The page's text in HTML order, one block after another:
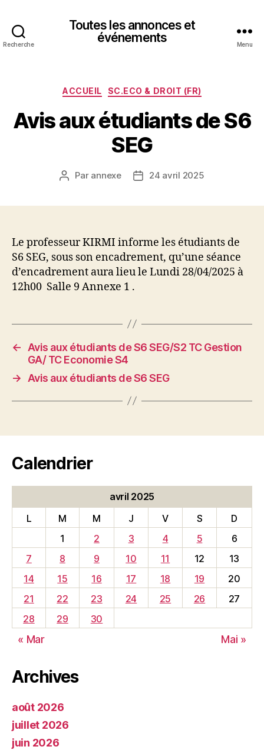
Recherche
Toutes les annonces et
événements
Menu
Catégories
ACCUEIL SC.ECO & DROIT (FR)
Avis aux étudiants de S6
SEG
Auteur
Par annexe
Date24 avril 2025
Le professeur KIRMI informe les étudiants de
S6 SEG, sous son encadrement, qu’une séance
d’encadrement aura lieu le Lundi 28/04/2025 à
12h00 Salle 9 Annexe 1 .
←
Avis aux étudiants de S6 SEG/S2 TC Gestion
GA/ TC Economie S4
→
Avis aux étudiants de S6 SEG
Calendrier
avril 2025
L
M M J V S
D
1
2 3 4 5
6
7
8 9 10 11 12
13
14
15 16 17 18 19
20
21
22 23 24 25 26
27
28
29 30
« Mar Mai »
Archives
août 2026
juillet 2026
juin 2026